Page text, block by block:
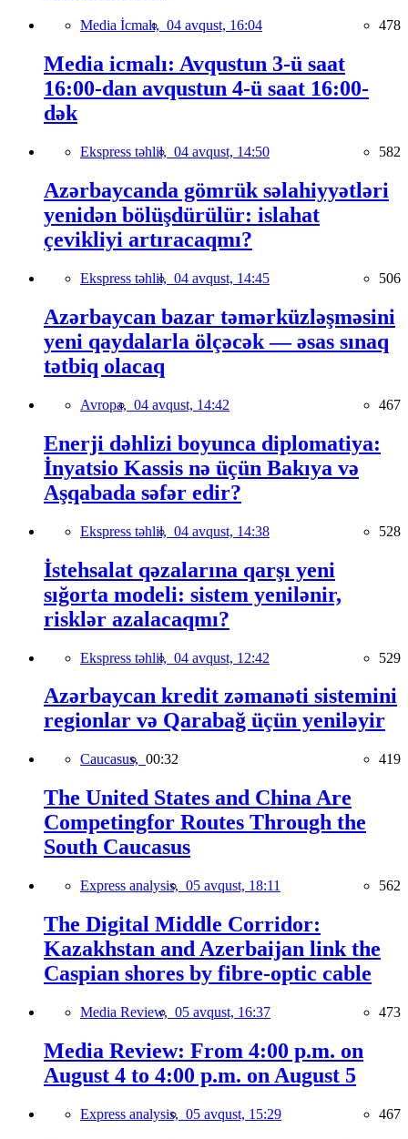
Media İcmalı, 04 avqust, 16:04 478
Media icmalı: Avqustun 3-ü saat
16:00-dan avqustun 4-ü saat 16:00-
dək
Ekspress təhlil, 04 avqust, 14:50 582
Azərbaycanda gömrük səlahiyyətləri
yenidən bölüşdürülür: islahat
çevikliyi artıracaqmı?
Ekspress təhlil, 04 avqust, 14:45 506
Azərbaycan bazar təmərküzləşməsini
yeni qaydalarla ölçəcək — əsas sınaq
tətbiq olacaq
Avropa, 04 avqust, 14:42 467
Enerji dəhlizi boyunca diplomatiya:
İnyatsio Kassis nə üçün Bakıya və
Aşqabada səfər edir?
Ekspress təhlil, 04 avqust, 14:38 528
İstehsalat qəzalarına qarşı yeni
sığorta modeli: sistem yenilənir,
risklər azalacaqmı?
Ekspress təhlil, 04 avqust, 12:42 529
Azərbaycan kredit zəmanəti sistemini
regionlar və Qarabağ üçün yeniləyir
Caucasus, 00:32 419
The United States and China Are
Competingfor Routes Through the
South Caucasus
Express analysis, 05 avqust, 18:11 562
The Digital Middle Corridor:
Kazakhstan and Azerbaijan link the
Caspian shores by fibre-optic cable
Media Review, 05 avqust, 16:37 473
Media Review: From 4:00 p.m. on
August 4 to 4:00 p.m. on August 5
Express analysis, 05 avqust, 15:29 467